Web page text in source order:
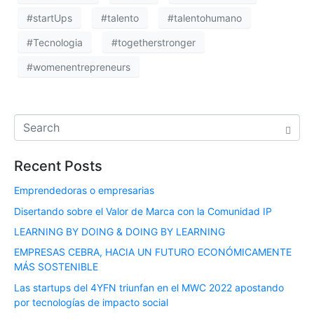
#startUps #talento #talentohumano
#Tecnologia #togetherstronger
#womenentrepreneurs
Recent Posts
Emprendedoras o empresarias
Disertando sobre el Valor de Marca con la Comunidad IP
LEARNING BY DOING & DOING BY LEARNING
EMPRESAS CEBRA, HACIA UN FUTURO ECONÓMICAMENTE
MÁS SOSTENIBLE
Las startups del 4YFN triunfan en el MWC 2022 apostando
por tecnologías de impacto social